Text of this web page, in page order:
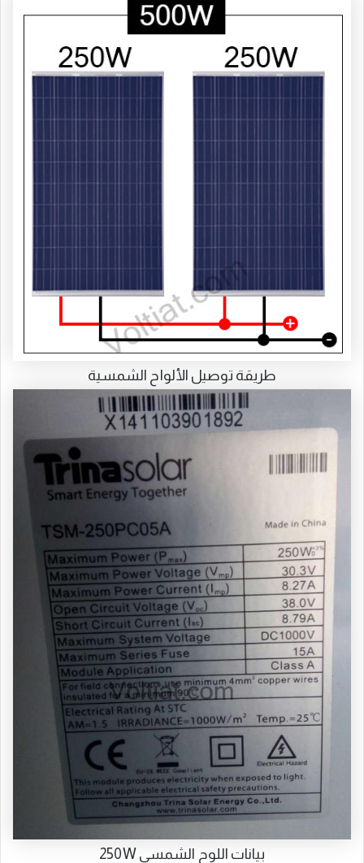
طريقة توصيل الألواح الشمسية
بيانات اللوح الشمسي 250W